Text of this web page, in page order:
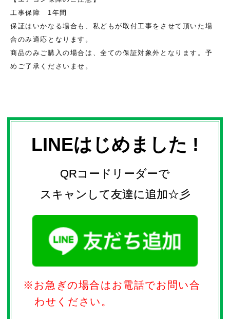
工事保障 1年間
保証はいかなる場合も、私どもが取付工事をさせて頂いた場
合のみ適応となります。
商品のみご購入の場合は、全ての保証対象外となります。予
めご了承くださいませ。
LINEはじめました !
QRコードリーダーで
スキャンして友達に追加☆彡
※お急ぎの場合はお電話でお問い合
わせください。